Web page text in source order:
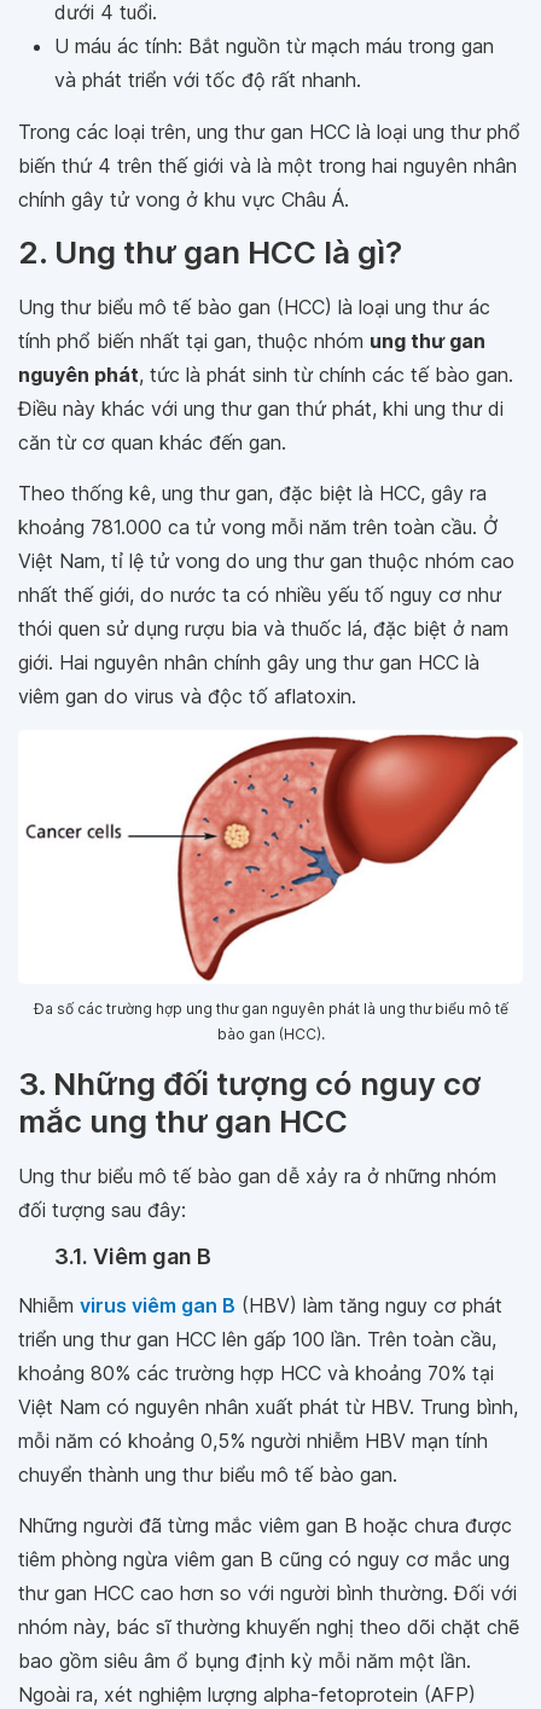
dưới 4 tuổi.
U máu ác tính: Bắt nguồn từ mạch máu trong gan
và phát triển với tốc độ rất nhanh.
Trong các loại trên, ung thư gan HCC là loại ung thư phổ
biến thứ 4 trên thế giới và là một trong hai nguyên nhân
chính gây tử vong ở khu vực Châu Á.
2. Ung thư gan HCC là gì?
Ung thư biểu mô tế bào gan (HCC) là loại ung thư ác
tính phổ biến nhất tại gan, thuộc nhóm ung thư gan
nguyên phát, tức là phát sinh từ chính các tế bào gan.
Điều này khác với ung thư gan thứ phát, khi ung thư di
căn từ cơ quan khác đến gan.
Theo thống kê, ung thư gan, đặc biệt là HCC, gây ra
khoảng 781.000 ca tử vong mỗi năm trên toàn cầu. Ở
Việt Nam, tỉ lệ tử vong do ung thư gan thuộc nhóm cao
nhất thế giới, do nước ta có nhiều yếu tố nguy cơ như
thói quen sử dụng rượu bia và thuốc lá, đặc biệt ở nam
giới. Hai nguyên nhân chính gây ung thư gan HCC là
viêm gan do virus và độc tố aflatoxin.
Đa số các trường hợp ung thư gan nguyên phát là ung thư biểu mô tế
bào gan (HCC).
3. Những đối tượng có nguy cơ
mắc ung thư gan HCC
Ung thư biểu mô tế bào gan dễ xảy ra ở những nhóm
đối tượng sau đây:
3.1. Viêm gan B
Nhiễm virus viêm gan B (HBV) làm tăng nguy cơ phát
triển ung thư gan HCC lên gấp 100 lần. Trên toàn cầu,
khoảng 80% các trường hợp HCC và khoảng 70% tại
Việt Nam có nguyên nhân xuất phát từ HBV. Trung bình,
mỗi năm có khoảng 0,5% người nhiễm HBV mạn tính
chuyển thành ung thư biểu mô tế bào gan.
Những người đã từng mắc viêm gan B hoặc chưa được
tiêm phòng ngừa viêm gan B cũng có nguy cơ mắc ung
thư gan HCC cao hơn so với người bình thường. Đối với
nhóm này, bác sĩ thường khuyến nghị theo dõi chặt chẽ
bao gồm siêu âm ổ bụng định kỳ mỗi năm một lần.
Ngoài ra, xét nghiệm lượng alpha-fetoprotein (AFP)